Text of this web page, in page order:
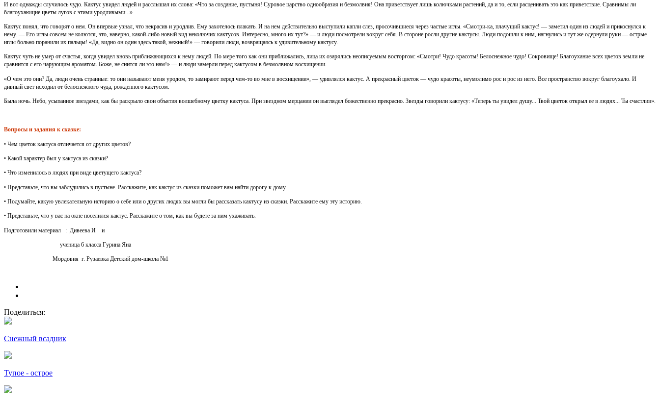
И вот однажды случилось чудо. Кактус увидел людей и расслышал их слова: «Что за создание, пустыня! Суровое царство однообразия и безмолвия! Она приветствует лишь колючками растений, да и то, если расценивать это как приветствие. Сравнимы ли
благоухающие цветы лугов с этими уродливыми...»
Кактус понял, что говорят о нем. Он впервые узнал, что некрасив и уродлив. Ему захотелось плакать. И на нем действительно выступили капли слез, просочившиеся через частые иглы. «Смотри-ка, плачущий кактус! — заметил один из людей и прикоснулся к
нему. — Его иглы совсем не колются, это, наверно, какой-либо новый вид неколючих кактусов. Интересно, много их тут?» — и люди посмотрели вокруг себя. В стороне росли другие кактусы. Люди подошли к ним, нагнулись и тут же одернули руки — острые
иглы больно поранили их пальцы! «Да, видно он один здесь такой, нежный!» — говорили люди, возвращаясь к удивительному кактусу.
Кактус чуть не умер от счастья, когда увидел вновь приближающихся к нему людей. По мере того как они приближались, лица их озарялись неописуемым восторгом: «Смотри! Чудо красоты! Белоснежное чудо! Сокровище! Благоухание всех цветов земли не
сравнится с его чарующим ароматом. Боже, не снится ли это нам!» — и люди замерли перед кактусом в безмолвном восхищении.
«О чем это они? Да, люди очень странные: то они называют меня уродом, то замирают перед чем-то во мне в восхищении», — удивлялся кактус. А прекрасный цветок — чудо красоты, неумолимо рос и рос из него. Все пространство вокруг благоухало. И
дивный свет исходил от белоснежного чуда, рожденного кактусом.
Была ночь. Небо, усыпанное звездами, как бы раскрыло свои объятия волшебному цветку кактуса. При звездном мерцании он выглядел божественно прекрасно. Звезды говорили кактусу: «Теперь ты увидел душу... Твой цветок открыл ее в людях... Ты счастлив».
Вопросы и задания к сказке:
• Чем цветок кактуса отличается от других цветов?
• Какой характер был у кактуса из сказки?
• Что изменилось в людях при виде цветущего кактуса?
• Представьте, что вы заблудились в пустыне. Расскажите, как кактус из сказки поможет вам найти дорогу к дому.
• Подумайте, какую увлекательную историю о себе или о других людях вы могли бы рассказать кактусу из сказки. Расскажите ему эту историю.
• Представьте, что у вас на окне поселился кактус. Расскажите о том, как вы будете за ним ухаживать.
Подготовили материал : Дивеева И и
ученица 6 класса Гурина Яна
Мордовия г. Рузаевка Детский дом-школа №1
Поделиться:
Снежный всадник
Тупое - острое